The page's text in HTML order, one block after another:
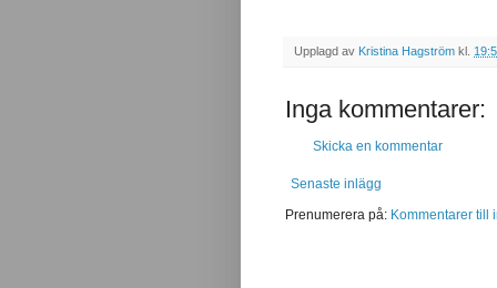
Upplagd av Kristina Hagström kl.
Inga kommentarer:
Skicka en kommentar
Senaste inlägg
Prenumerera på: Kommentarer till